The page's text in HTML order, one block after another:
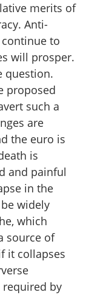
merits of
Anti-
to
will prosper.
question.
proposed
such a
are
the euro is
is
and painful
in the
widely
which
source of
it collapses
by